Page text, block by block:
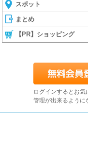
スポット
まとめ
【PR】ショッピング
ログインするとお
管理が出来るように